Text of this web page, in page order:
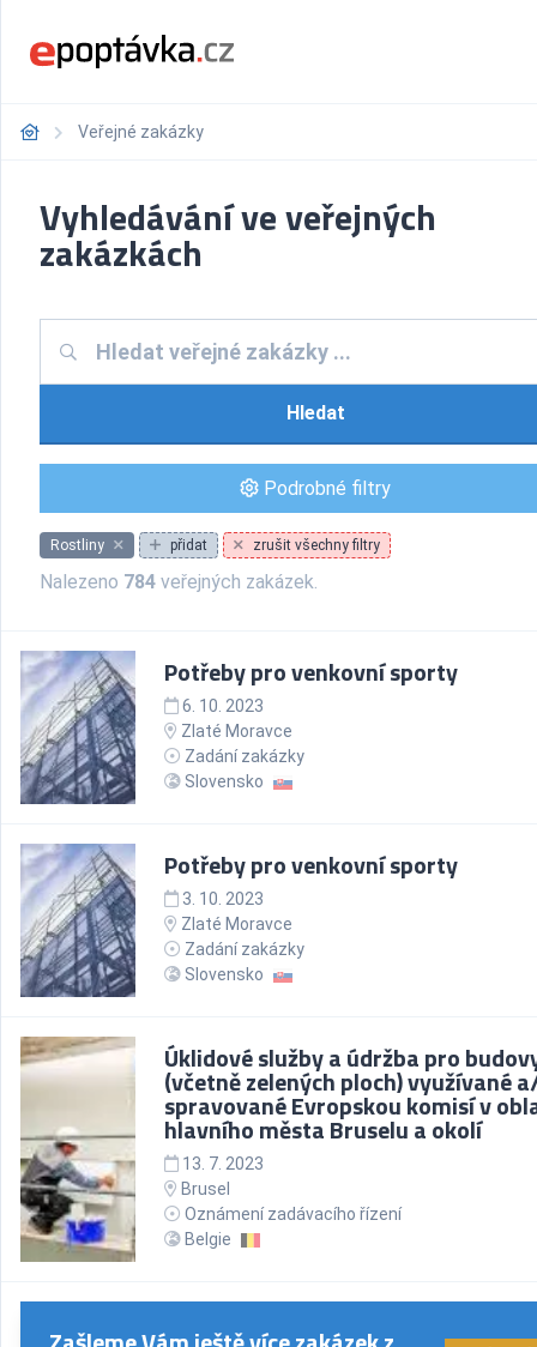
Veřejné zakázky
Vyhledávání ve veřejných
zakázkách
Hledat
Podrobné filtry
Rostliny přidat zrušit všechny filtry
Nalezeno 784 veřejných zakázek.
Potřeby pro venkovní sporty
6. 10. 2023
Zlaté Moravce
Zadání zakázky
Slovensko
Potřeby pro venkovní sporty
3. 10. 2023
Zlaté Moravce
Zadání zakázky
Slovensko
Úklidové služby a údržba pro
(včetně zelených ploch) využívané
spravované Evropskou komisí v
hlavního města Bruselu a okolí
13. 7. 2023
Brusel
Oznámení zadávacího řízení
Belgie